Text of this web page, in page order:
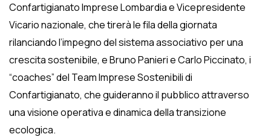
Confartigianato Imprese Lombardia e Vicepresidente
Vicario nazionale, che tirerà le fila della giornata
rilanciando l’impegno del sistema associativo per una
crescita sostenibile, e Bruno Panieri e Carlo Piccinato, i
“coaches” del Team Imprese Sostenibili di
Confartigianato, che guideranno il pubblico attraverso
una visione operativa e dinamica della transizione
ecologica.